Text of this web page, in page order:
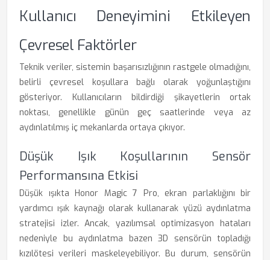
Kullanıcı Deneyimini Etkileyen
Çevresel Faktörler
Teknik veriler, sistemin başarısızlığının rastgele olmadığını,
belirli çevresel koşullara bağlı olarak yoğunlaştığını
gösteriyor. Kullanıcıların bildirdiği şikayetlerin ortak
noktası, genellikle günün geç saatlerinde veya az
aydınlatılmış iç mekanlarda ortaya çıkıyor.
Düşük Işık Koşullarının Sensör
Performansına Etkisi
Düşük ışıkta Honor Magic 7 Pro, ekran parlaklığını bir
yardımcı ışık kaynağı olarak kullanarak yüzü aydınlatma
stratejisi izler. Ancak, yazılımsal optimizasyon hataları
nedeniyle bu aydınlatma bazen 3D sensörün topladığı
kızılötesi verileri maskeleyebiliyor. Bu durum, sensörün